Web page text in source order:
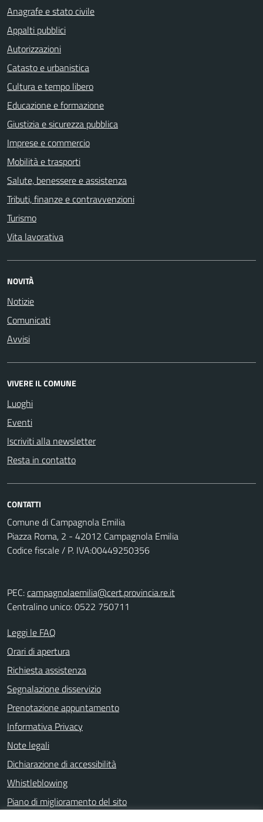
Anagrafe e stato civile
Appalti pubblici
Autorizzazioni
Catasto e urbanistica
Cultura e tempo libero
Educazione e formazione
Giustizia e sicurezza pubblica
Imprese e commercio
Mobilità e trasporti
Salute, benessere e assistenza
Tributi, finanze e contravvenzioni
Turismo
Vita lavorativa
NOVITÀ
Notizie
Comunicati
Avvisi
VIVERE IL COMUNE
Luoghi
Eventi
Iscriviti alla newsletter
Resta in contatto
CONTATTI
Comune di Campagnola Emilia
Piazza Roma, 2 - 42012 Campagnola Emilia
Codice fiscale / P. IVA:00449250356
PEC:campagnolaemilia@cert.provincia.re.it
Centralino unico: 0522 750711
Leggi le FAQ
Orari di apertura
Richiesta assistenza
Segnalazione disservizio
Prenotazione appuntamento
Informativa Privacy
Note legali
Dichiarazione di accessibilità
Whistleblowing
Piano di miglioramento del sito